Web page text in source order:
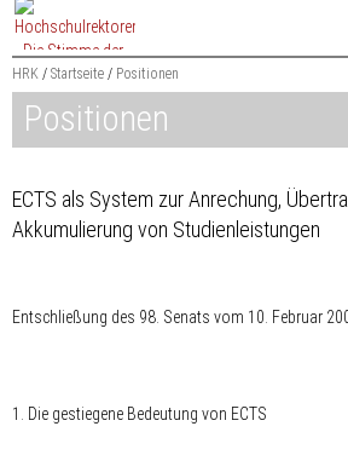
Zum
Content
springen
Suchbegriff
HRK Startseite Positionen
Positionen
ECTS als System zur Anrechung,
Akkumulierung von Studienleistungen
Entschließung des 98. Senats vom 10. Februar
1. Die gestiegene Bedeutung von ECTS